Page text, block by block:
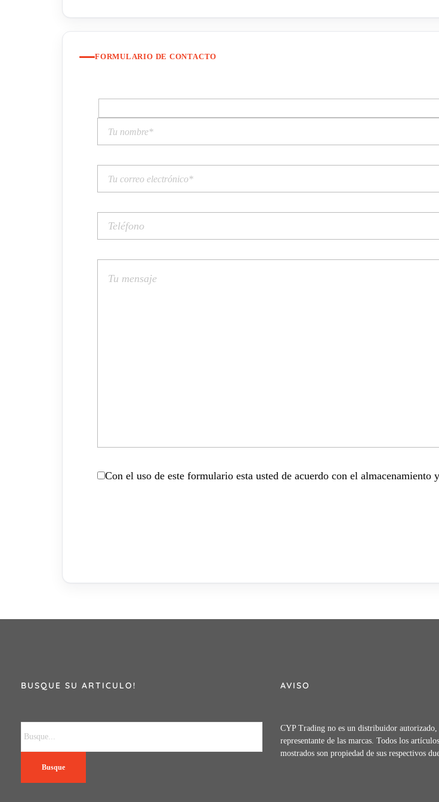
FORMULARIO DE CONTACTO
Con el uso de este formulario esta usted de acuerdo con el almacenamiento
BUSQUE SU ARTICULO!
Busque
AVISO
CYP Trading no es un distribuidor
representante de las marcas. Todos los
mostrados son propiedad de sus respectivos